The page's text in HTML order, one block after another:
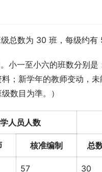
总数为 30 班，每级约有
小一至小六的班数分别
；新学年的教师变动，
数目为準。）
人员人数
核准编制 总
57 30